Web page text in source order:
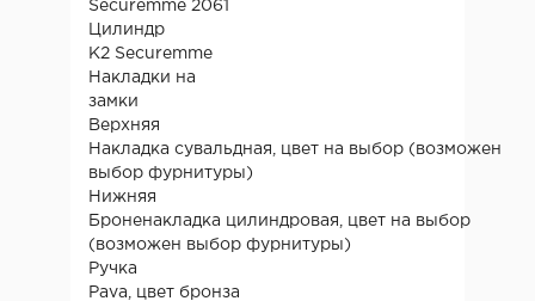
Securemme 2061
Цилиндр
К2 Securemme
Накладки на
замки
Верхняя
Накладка сувальдная, цвет на выбор (возможен
выбор фурнитуры)
Нижняя
Броненакладка цилиндровая, цвет на выбор
(возможен выбор фурнитуры)
Ручка
Pava, цвет бронза